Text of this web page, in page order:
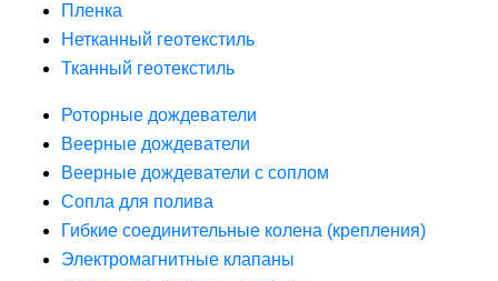
Пленка
Нетканный геотекстиль
Тканный геотекстиль
Роторные дождеватели
Веерные дождеватели
Веерные дождеватели с соплом
Сопла для полива
Гибкие соединительные колена (крепления)
Электромагнитные клапаны